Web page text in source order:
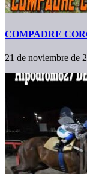
COMPADRE
21 de noviembre de